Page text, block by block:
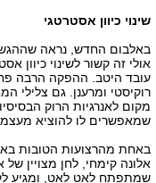
שינוי כיוון אסטרטגי
באלבום החדש, נראה
אולי זה קשור לשינוי כיוון
עובד היטב. ההפקה הרבה
רוקיסטי ומרענן. גם
מקום לאנרגיות הרוק
שמאפשרים לו להוציא
באחת מהרצועות הטובות
אלונה קימחי, לחן מצויין
שמתפתח לאט לאט, ומגיע